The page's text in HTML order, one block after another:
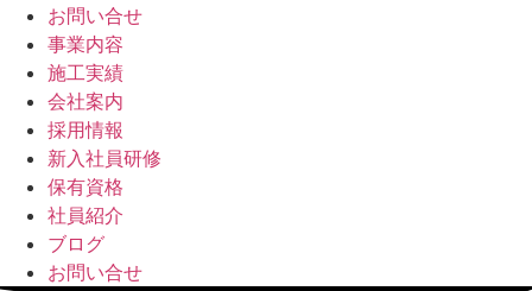
お問い合せ
事業内容
施工実績
会社案内
採用情報
新入社員研修
保有資格
社員紹介
ブログ
お問い合せ